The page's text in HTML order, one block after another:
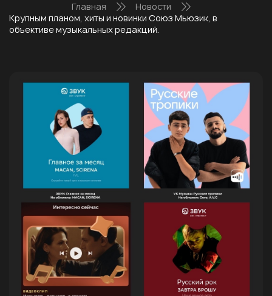
Главная
Новости
Крупным планом, хиты и новинки Союз Мьюзик, в
объективе музыкальных редакций.